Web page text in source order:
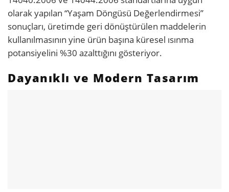
olarak yapılan “Yaşam Döngüsü Değerlendirmesi”
sonuçları, üretimde geri dönüştürülen maddelerin
kullanılmasının yine ürün başına küresel ısınma
potansiyelini %30 azalttığını gösteriyor.
Dayanıklı ve Modern Tasarım